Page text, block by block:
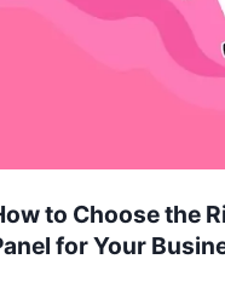
to Choose the
for Your